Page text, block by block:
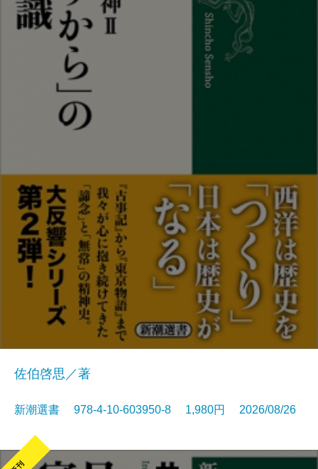
佐伯啓思／著
新潮選書 978-4-10-603950-8 1,980円 2026/08/26